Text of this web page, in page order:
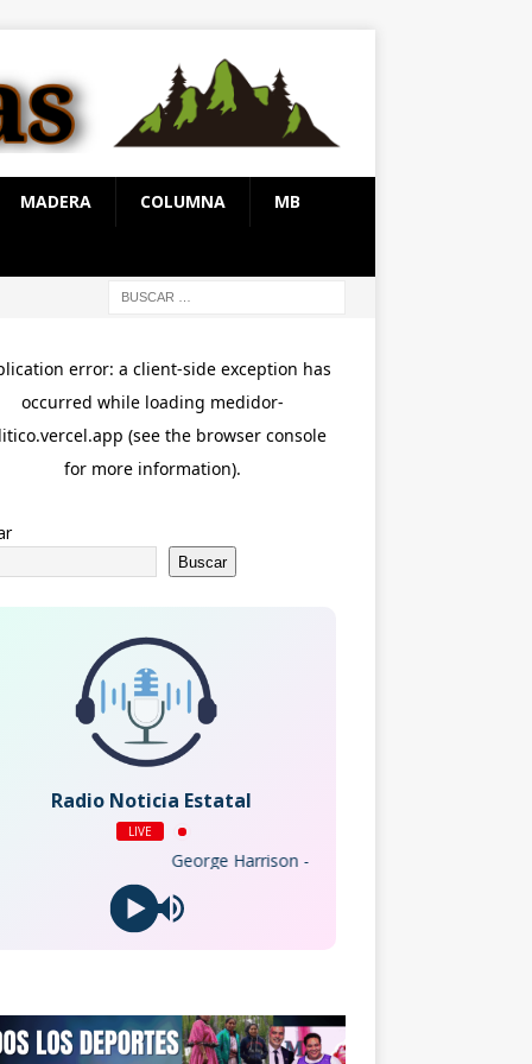
MADERA COLUMNA MB
Buscar
Radio Noticia Estatal
LIVE
George Harrison - My Sweet Lord (Remastered